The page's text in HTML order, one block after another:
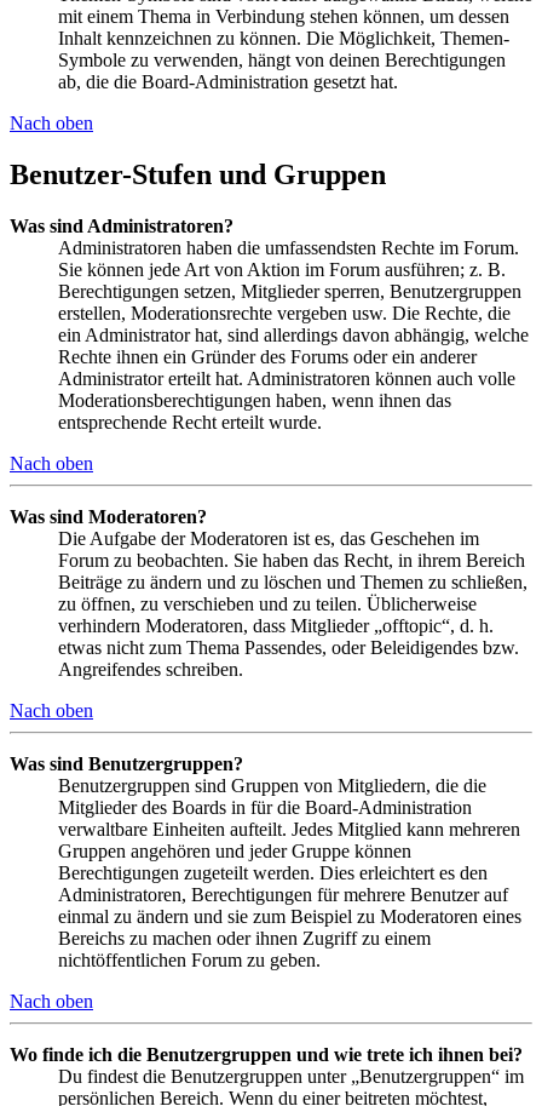
mit einem Thema in Verbindung stehen können, um dessen
Inhalt kennzeichnen zu können. Die Möglichkeit, Themen-
Symbole zu verwenden, hängt von deinen Berechtigungen
ab, die die Board-Administration gesetzt hat.
Nach oben
Benutzer-Stufen und Gruppen
Was sind Administratoren?
Administratoren haben die umfassendsten Rechte im Forum.
Sie können jede Art von Aktion im Forum ausführen; z. B.
Berechtigungen setzen, Mitglieder sperren, Benutzergruppen
erstellen, Moderationsrechte vergeben usw. Die Rechte, die
ein Administrator hat, sind allerdings davon abhängig, welche
Rechte ihnen ein Gründer des Forums oder ein anderer
Administrator erteilt hat. Administratoren können auch volle
Moderationsberechtigungen haben, wenn ihnen das
entsprechende Recht erteilt wurde.
Nach oben
Was sind Moderatoren?
Die Aufgabe der Moderatoren ist es, das Geschehen im
Forum zu beobachten. Sie haben das Recht, in ihrem Bereich
Beiträge zu ändern und zu löschen und Themen zu schließen,
zu öffnen, zu verschieben und zu teilen. Üblicherweise
verhindern Moderatoren, dass Mitglieder „offtopic“, d. h.
etwas nicht zum Thema Passendes, oder Beleidigendes bzw.
Angreifendes schreiben.
Nach oben
Was sind Benutzergruppen?
Benutzergruppen sind Gruppen von Mitgliedern, die die
Mitglieder des Boards in für die Board-Administration
verwaltbare Einheiten aufteilt. Jedes Mitglied kann mehreren
Gruppen angehören und jeder Gruppe können
Berechtigungen zugeteilt werden. Dies erleichtert es den
Administratoren, Berechtigungen für mehrere Benutzer auf
einmal zu ändern und sie zum Beispiel zu Moderatoren eines
Bereichs zu machen oder ihnen Zugriff zu einem
nichtöffentlichen Forum zu geben.
Nach oben
Wo finde ich die Benutzergruppen und wie trete ich ihnen bei?
Du findest die Benutzergruppen unter „Benutzergruppen“ im
persönlichen Bereich. Wenn du einer beitreten möchtest,